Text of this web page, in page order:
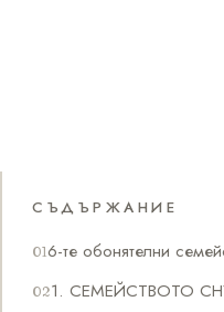
СЪДЪРЖАНИЕ
6-те обонятелни
1. СЕМЕЙСТВОТО